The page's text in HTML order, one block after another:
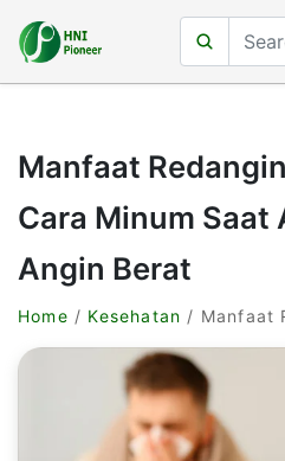
Manfaat
Cara Minum Saat
Angin Berat
Home / Kesehatan / Manfaat